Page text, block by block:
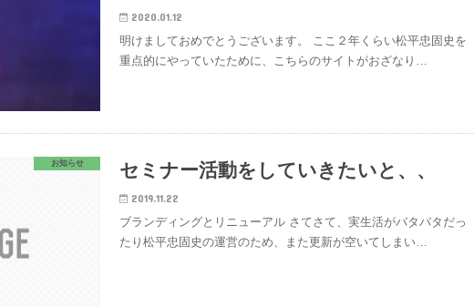
2020.01.12
明けましておめでとうございます。 ここ２年くらい松平忠固史を
重点的にやっていたために、こちらのサイトがおざなり…
お知らせ セミナー活動をしていきたいと、、
2019.11.22
ブランディングとリニューアル さてさて、実生活がバタバタだっ
たり松平忠固史の運営のため、また更新が空いてしまい…